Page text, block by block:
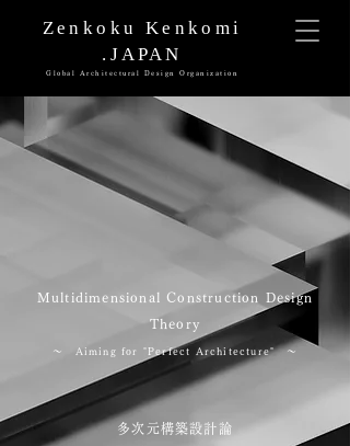
Global Architectural Design Organization
Zenkoku Kenkomi
.JAPAN
Multidimensional Construction Design
Theory
～ Aiming for "Perfect Architecture"～
多次元構築設計論